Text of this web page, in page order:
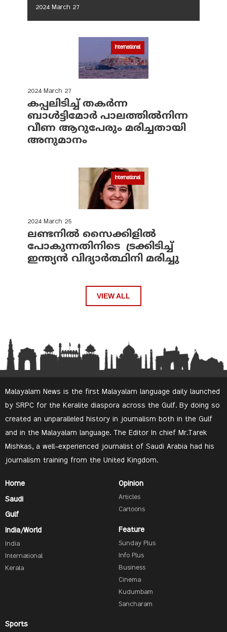
2024 March 27
International
2024 March 27
കപ്പലിടിച്ച് തകര്‍ന്ന
ബാള്‍ട്ടിമോര്‍ പാലത്തില്‍നിന്ന
വീണ ആറുപേരും മരിച്ചതായി
അനുമാനം
International
2024 March 25
ലണ്ടനില്‍ സൈക്കിളില്‍
പോകുന്നതിനിടെ ട്രക്കിടിച്ച്
ഇന്ത്യന്‍ വിദ്യാര്‍ത്ഥിനി മരിച്ചു
VIEW ALL
Malayalam News is the first Malayalam language daily launched
by SRPC for the Keralite diaspora across the Gulf. By doing so
created an unparalleled history in journalism both in the Gulf
and in the Malayalam language. The Editor In chief Mr.Tarek
Mishkas, a well-experienced journalist of Saudi Arabia had his
journalism training from the United Kingdom.
Home
Saudi
Gulf
India/World
India
International
Kerala
Opinion
Articles
Cartoons
Feature
Sunday Plus
Info Plus
Business
Cinema
Kudumbam
Sancharam
Sports